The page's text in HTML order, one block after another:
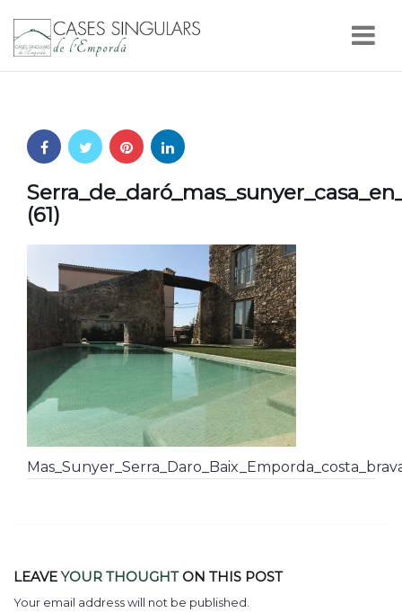
(61)
LEAVEYOUR THOUGHTON THIS POST
Your email address will not be published.